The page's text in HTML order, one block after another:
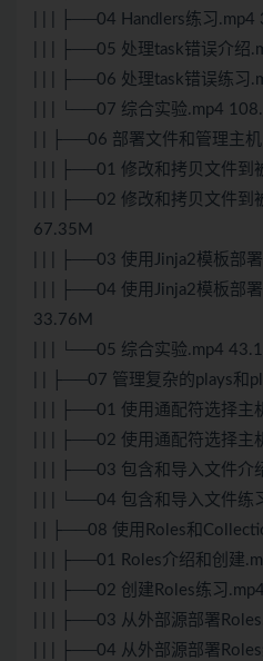
| | | ├──04 Handlers练习.mp4
| | | ├──05 处理task错误介绍
| | | ├──06 处理task错误练习
| | | └──07 综合实验.mp4
| | ├──06 部署文件和管理主机
| | | ├──01 修改和拷贝文件到
| | | ├──02 修改和拷贝文件到
67.35M
| | | ├──03 使用Jinja2模板部
| | | ├──04 使用Jinja2模板部
33.76M
| | | └──05 综合实验.mp4
| | ├──07 管理复杂的plays和
| | | ├──01 使用通配符选择主
| | | ├──02 使用通配符选择主
| | | ├──03 包含和导入文件介
| | | └──04 包含和导入文件练
| | ├──08 使用Roles和
| | | ├──01 Roles介绍和创建
| | | ├──02 创建Roles练习
| | | ├──03 从外部源部署
| | | ├──04 从外部源部署